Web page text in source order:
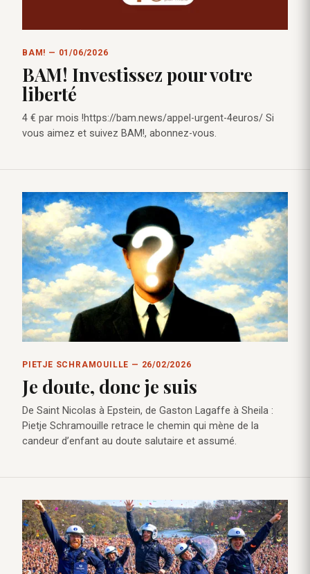
BAM! — 01/06/2026
BAM! Investissez pour votre
liberté
4 € par mois !https://bam.news/appel-urgent-4euros/ Si
vous aimez et suivez BAM!, abonnez-vous.
PIETJE SCHRAMOUILLE — 26/02/2026
Je doute, donc je suis
De Saint Nicolas à Epstein, de Gaston Lagaffe à Sheila :
Pietje Schramouille retrace le chemin qui mène de la
candeur d’enfant au doute salutaire et assumé.